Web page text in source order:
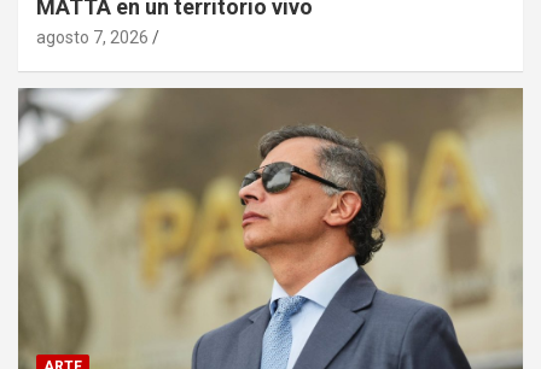
MATTA en un territorio vivo
agosto 7, 2026